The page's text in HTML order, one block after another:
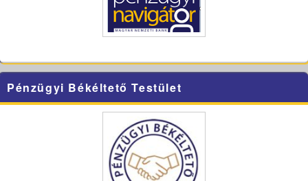
Pénzügyi Békéltető Testület